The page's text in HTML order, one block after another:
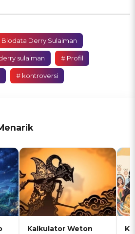
Biodata Derry Sulaiman
sulaiman # Profil
# kontroversi
Kalkulator Weton